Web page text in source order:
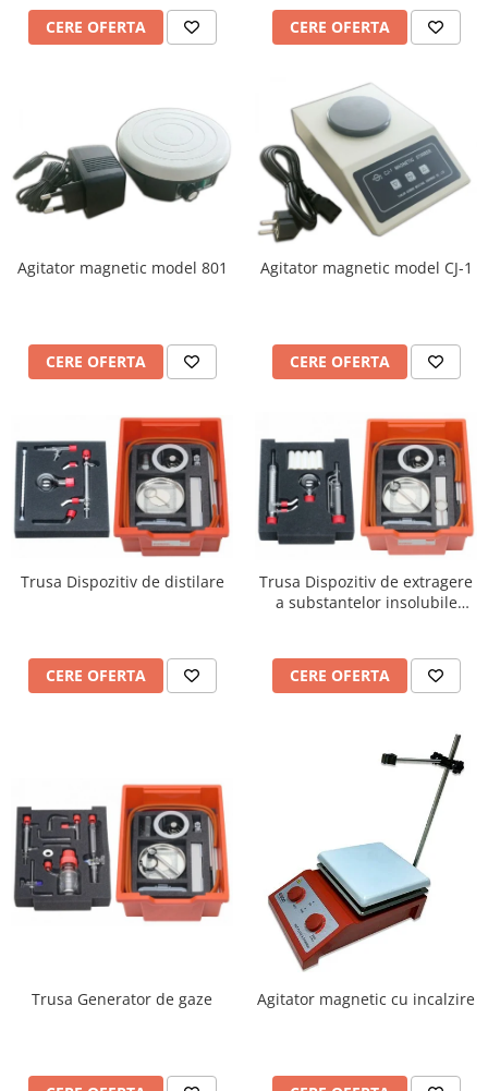
CERE OFERTA CERE OFERTA
Agitator magnetic model 801
CERE OFERTA
Agitator magnetic model CJ-1
CERE OFERTA
Trusa Dispozitiv de distilare
CERE OFERTA
Trusa Dispozitiv de extragere
a substantelor insolubile
CERE OFERTA
Trusa Generator de gaze Agitator magnetic cu incalzire